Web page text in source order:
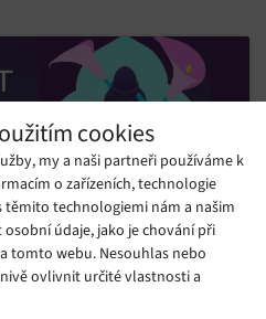
cookies
my a naši partneři používáme k
o zařízeních, technologie
těmito technologiemi nám a našim
údaje, jako je chování při
tomto webu. Nesouhlas nebo
ovlivnit určité vlastnosti a
a povolíte tento